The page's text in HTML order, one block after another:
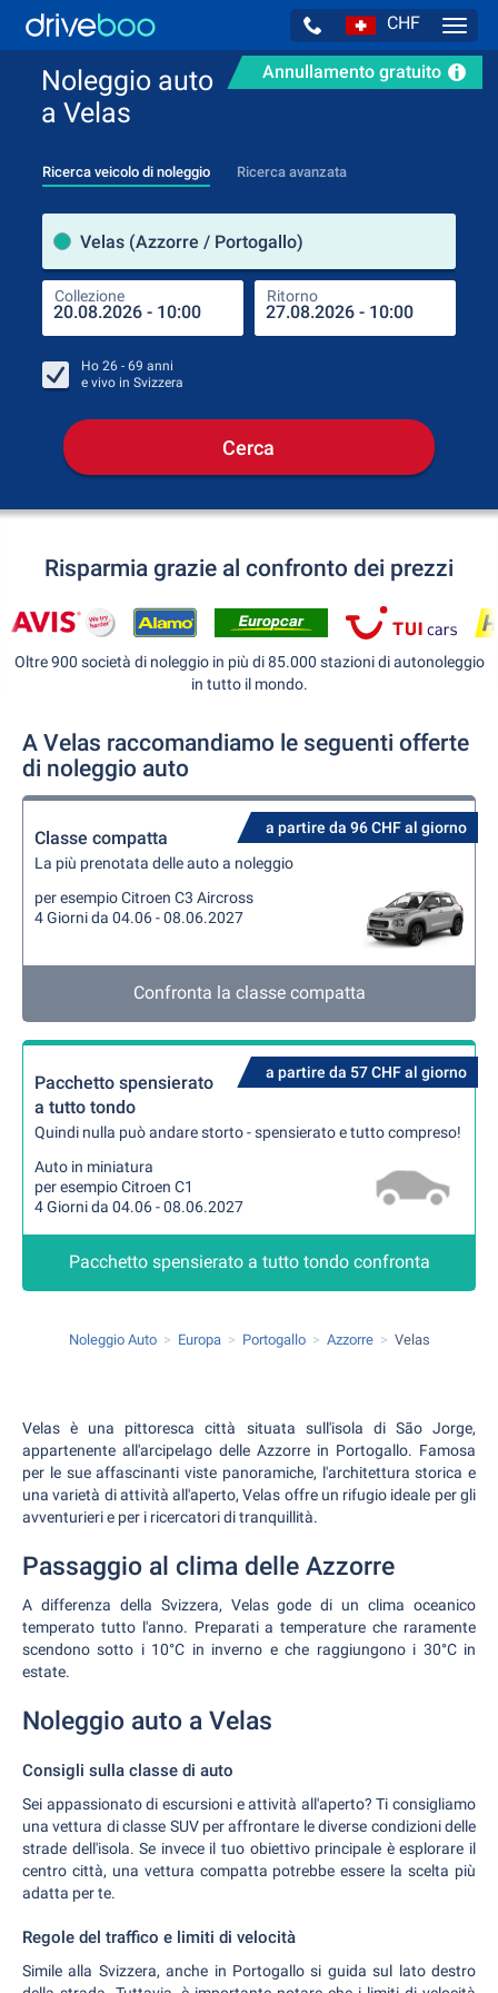
CHF
Annullamento gratuito
Noleggio auto
a Velas
Ricerca veicolo di noleggio Ricerca avanzata
Velas (Azzorre / Portogallo)
Collezione Ritorno
Ho 26 - 69 anni
e vivo in Svizzera
Cerca
Risparmia grazie al confronto dei prezzi
Oltre 900 società di noleggio in più di 85.000 stazioni di autonoleggio
in tutto il mondo.
A Velas raccomandiamo le seguenti offerte
di noleggio auto
a partire da 96 CHF al giorno
Classe compatta
La più prenotata delle auto a noleggio
per esempio Citroen C3 Aircross
4 Giorni da 04.06 - 08.06.2027
Confronta la classe compatta
a partire da 57 CHF al giorno
Pacchetto spensierato
a tutto tondo
Quindi nulla può andare storto - spensierato e tutto compreso!
Auto in miniatura
per esempio Citroen C1
4 Giorni da 04.06 - 08.06.2027
Pacchetto spensierato a tutto tondo confronta
Noleggio Auto Europa Portogallo Azzorre Velas
Velas è una pittoresca città situata sull'isola di São Jorge,
appartenente all'arcipelago delle Azzorre in Portogallo. Famosa
per le sue affascinanti viste panoramiche, l'architettura storica e
una varietà di attività all'aperto, Velas offre un rifugio ideale per gli
avventurieri e per i ricercatori di tranquillità.
Passaggio al clima delle Azzorre
A differenza della Svizzera, Velas gode di un clima oceanico
temperato tutto l'anno. Preparati a temperature che raramente
scendono sotto i 10°C in inverno e che raggiungono i 30°C in
estate.
Noleggio auto a Velas
Consigli sulla classe di auto
Sei appassionato di escursioni e attività all'aperto? Ti consigliamo
una vettura di classe SUV per affrontare le diverse condizioni delle
strade dell'isola. Se invece il tuo obiettivo principale è esplorare il
centro città, una vettura compatta potrebbe essere la scelta più
adatta per te.
Regole del traffico e limiti di velocità
Simile alla Svizzera, anche in Portogallo si guida sul lato destro